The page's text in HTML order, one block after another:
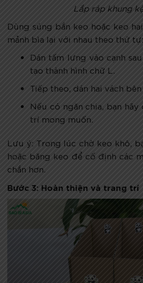
Lắp ráp khung
Dùng súng bắn keo hoặc keo
mảnh bìa lại với nhau theo thứ tự:
Dán tấm lưng vào cạnh
tạo thành hình chữ L.
Tiếp theo, dán hai vách bên
Nếu có ngăn chia, bạn
trí mong muốn.
Lưu ý: Trong lúc chờ keo khô,
hoặc băng keo để cố định các
chắn hơn.
Bước 3: Hoàn thiện và trang trí